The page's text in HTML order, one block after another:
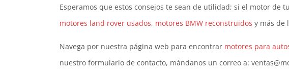
Esperamos que estos consejos te sean de utilidad; si el motor
motores land rover usados, motores BMW reconstruidos y más de
Navega por nuestra página web para encontrar motores para
nuestro formulario de contacto, mándanos un correo a: